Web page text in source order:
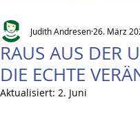
RAUS AUS DER
DIE ECHTE
Judith Andresen 26. März
Aktualisiert: 2. Juni